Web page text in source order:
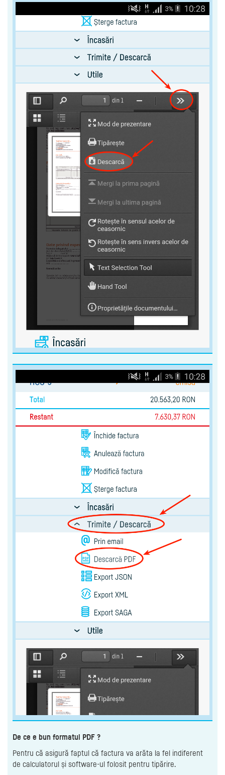
De ce e bun formatul PDF ?
Pentru că asigură faptul că factura va arăta la fel indiferent
de calculatorul și software-ul folosit pentru tipărire.